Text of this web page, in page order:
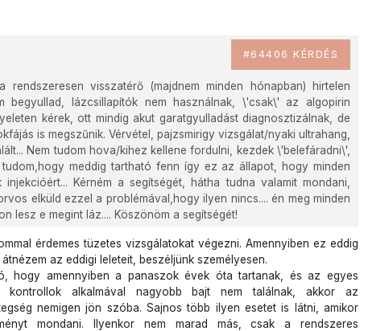
#64406 KÉRDÉS
visszatérő (majdnem minden hónapban) hirtelen
begyullad, lázcsillapítók nem használnak, \'csak\' az algopirin
kérek, ott mindig akut garatgyulladást diagnosztizálnak, de
is megszűnik. Vérvétel, pajzsmirigy vizsgálat/nyaki ultrahang,
Nem tudom hova/kihez kellene fordulni, kezdek \'belefáradni\',
meddig tartható fenn így ez az állapot, hogy minden
Kérném a segítségét, hátha tudna valamit mondani,
elküld ezzel a problémával,hogy ilyen nincs.... én meg minden
lesz e megint láz.... Köszönöm a segítségét!
érdemes tüzetes vizsgálatokat végezni. Amennyiben ez eddig
az eddigi leleteit, beszéljünk személyesen.
hogy amennyiben a panaszok évek óta tartanak, és az egyes
kontrollok alkalmával nagyobb bajt nem találnak, akkor az
nemigen jön szóba. Sajnos több ilyen esetet is látni, amikor
mondani. Ilyenkor nem marad más, csak a rendszeres